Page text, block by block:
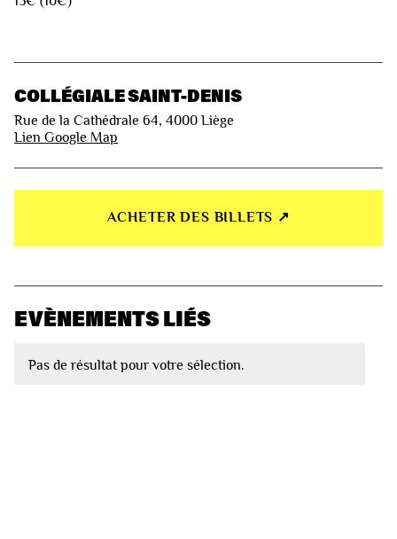
COLLÉGIALE SAINT-DENIS
Rue de la Cathédrale 64, 4000 Liège
Lien Google Map
ACHETER DES BILLETS ↗︎
EVÈNEMENTS LIÉS
Pas de résultat pour votre sélection.